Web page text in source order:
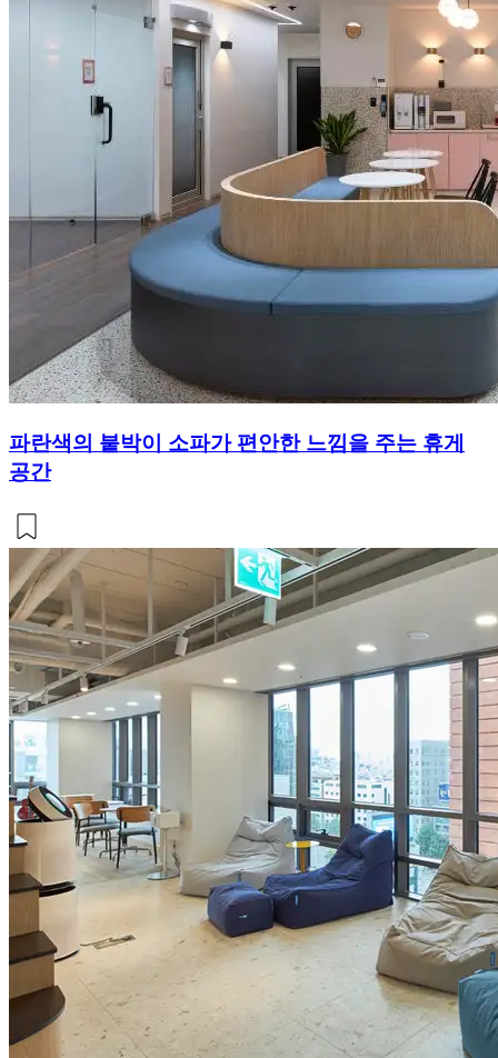
파란색의 붙박이 소파가 편안한 느낌을 주는 휴게
공간